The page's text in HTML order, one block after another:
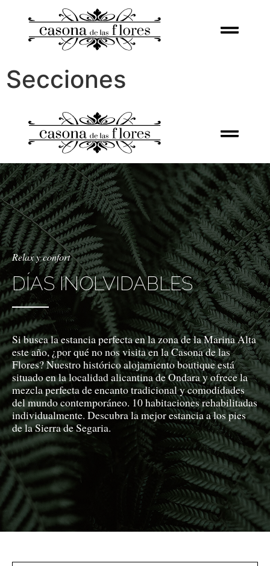
Secciones
Relax y confort
DÍAS INOLVIDABLES
Si busca la estancia perfecta en la zona de la Marina Alta
este año, ¿por qué no nos visita en la Casona de las
Flores? Nuestro histórico alojamiento boutique está
situado en la localidad alicantina de Ondara y ofrece la
mezcla perfecta de encanto tradicional y comodidades
del mundo contemporáneo. 10 habitaciones rehabilitadas
individualmente. Descubra la mejor estancia a los pies
de la Sierra de Segaria.